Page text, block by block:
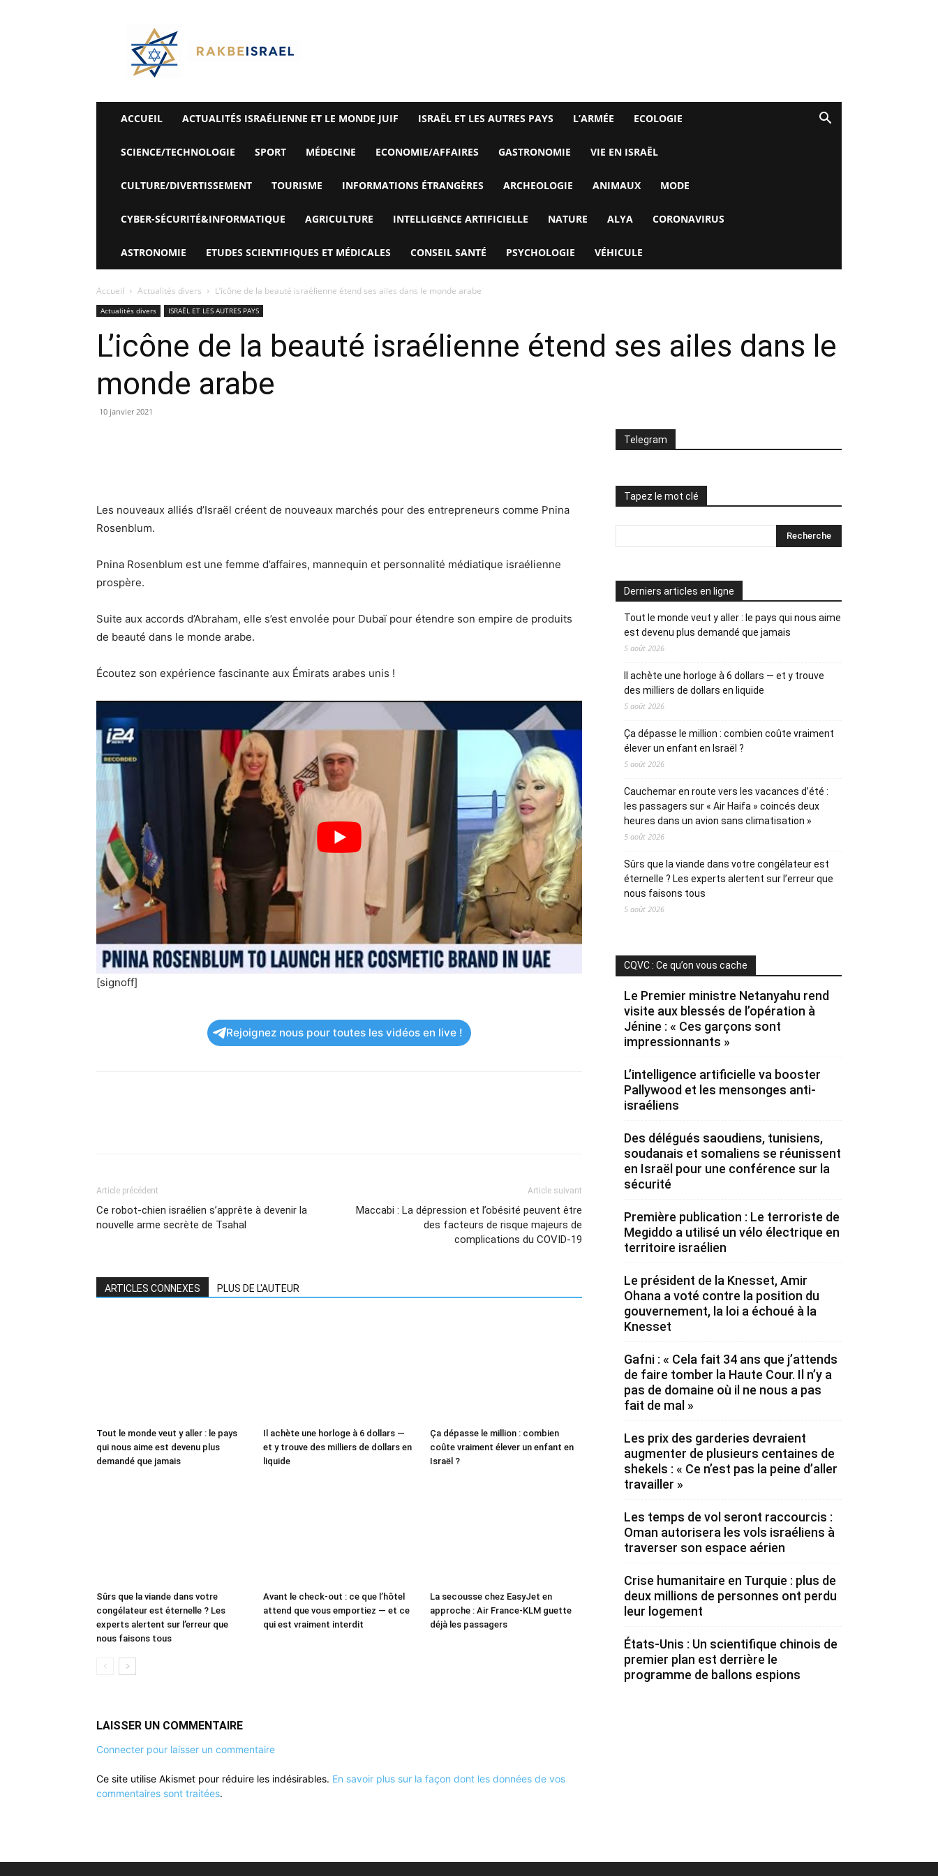
Rak
Be
Israel-
Alyaexpress-
News
ACCUEIL ACTUALITÉS ISRAÉLIENNE ET LE MONDE JUIF ISRAËL ET LES AUTRES PAYS L’ARMÉE ECOLOGIE
SCIENCE/TECHNOLOGIE SPORT MÉDECINE ECONOMIE/AFFAIRES GASTRONOMIE VIE EN ISRAËL
CULTURE/DIVERTISSEMENT TOURISME INFORMATIONS ÉTRANGÈRES ARCHEOLOGIE ANIMAUX MODE
CYBER-SÉCURITÉ&INFORMATIQUE AGRICULTURE INTELLIGENCE ARTIFICIELLE NATURE ALYA CORONAVIRUS
ASTRONOMIE ETUDES SCIENTIFIQUES ET MÉDICALES CONSEIL SANTÉ PSYCHOLOGIE VÉHICULE
Accueil Actualités divers L’icône de la beauté israélienne étend ses ailes dans le monde arabe
Actualités divers ISRAËL ET LES AUTRES PAYS
L’icône de la beauté israélienne étend ses ailes dans le
monde arabe
10 janvier 2021
Les nouveaux alliés d’Israël créent de nouveaux marchés pour des entrepreneurs comme Pnina
Rosenblum.
Pnina Rosenblum est une femme d’affaires, mannequin et personnalité médiatique israélienne
prospère.
Suite aux accords d’Abraham, elle s’est envolée pour Dubaï pour étendre son empire de produits
de beauté dans le monde arabe.
Écoutez son expérience fascinante aux Émirats arabes unis !
[signoff]
Rejoignez nous pour toutes les vidéos en live !
Article précédent
Ce robot-chien israélien s’apprête à devenir la
nouvelle arme secrète de Tsahal
Article suivant
Maccabi : La dépression et l’obésité peuvent être
des facteurs de risque majeurs de
complications du COVID-19
ARTICLES CONNEXES PLUS DE L'AUTEUR
Tout le monde veut y aller : le pays
qui nous aime est devenu plus
demandé que jamais
Il achète une horloge à 6 dollars —
et y trouve des milliers de dollars en
liquide
Ça dépasse le million : combien
coûte vraiment élever un enfant en
Israël ?
Sûrs que la viande dans votre
congélateur est éternelle ? Les
experts alertent sur l’erreur que
nous faisons tous
Avant le check-out : ce que l’hôtel
attend que vous emportiez — et ce
qui est vraiment interdit
La secousse chez EasyJet en
approche : Air France-KLM guette
déjà les passagers
LAISSER UN COMMENTAIRE
Connecter pour laisser un commentaire
Ce site utilise Akismet pour réduire les indésirables. En savoir plus sur la façon dont les données de vos
commentaires sont traitées.
Telegram
Tapez le mot clé
Derniers articles en ligne
Tout le monde veut y aller : le pays qui nous aime
est devenu plus demandé que jamais
5 août 2026
Il achète une horloge à 6 dollars — et y trouve
des milliers de dollars en liquide
5 août 2026
Ça dépasse le million : combien coûte vraiment
élever un enfant en Israël ?
5 août 2026
Cauchemar en route vers les vacances d’été :
les passagers sur « Air Haifa » coincés deux
heures dans un avion sans climatisation »
5 août 2026
Sûrs que la viande dans votre congélateur est
éternelle ? Les experts alertent sur l’erreur que
nous faisons tous
5 août 2026
CQVC : Ce qu’on vous cache
Le Premier ministre Netanyahu rend
visite aux blessés de l’opération à
Jénine : « Ces garçons sont
impressionnants »
L’intelligence artificielle va booster
Pallywood et les mensonges anti-
israéliens
Des délégués saoudiens, tunisiens,
soudanais et somaliens se réunissent
en Israël pour une conférence sur la
sécurité
Première publication : Le terroriste de
Megiddo a utilisé un vélo électrique en
territoire israélien
Le président de la Knesset, Amir
Ohana a voté contre la position du
gouvernement, la loi a échoué à la
Knesset
Gafni : « Cela fait 34 ans que j’attends
de faire tomber la Haute Cour. Il n’y a
pas de domaine où il ne nous a pas
fait de mal »
Les prix des garderies devraient
augmenter de plusieurs centaines de
shekels : « Ce n’est pas la peine d’aller
travailler »
Les temps de vol seront raccourcis :
Oman autorisera les vols israéliens à
traverser son espace aérien
Crise humanitaire en Turquie : plus de
deux millions de personnes ont perdu
leur logement
États-Unis : Un scientifique chinois de
premier plan est derrière le
programme de ballons espions